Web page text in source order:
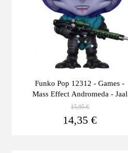
Funko Pop 12312 - Games -
Mass Effect Andromeda - Jaal
15,95 €
14,35 €